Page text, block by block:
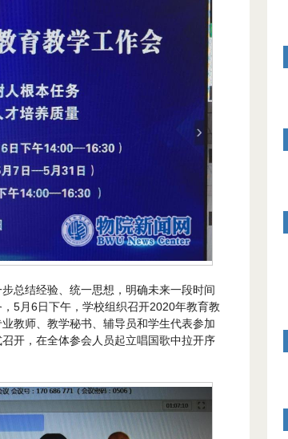
总结经验、统一思想，明确未来一段时间
5月6日下午，学校组织召开2020年教育教
教师、教学秘书、辅导员和学生代表参加
开，在全体参会人员起立唱国歌中拉开序